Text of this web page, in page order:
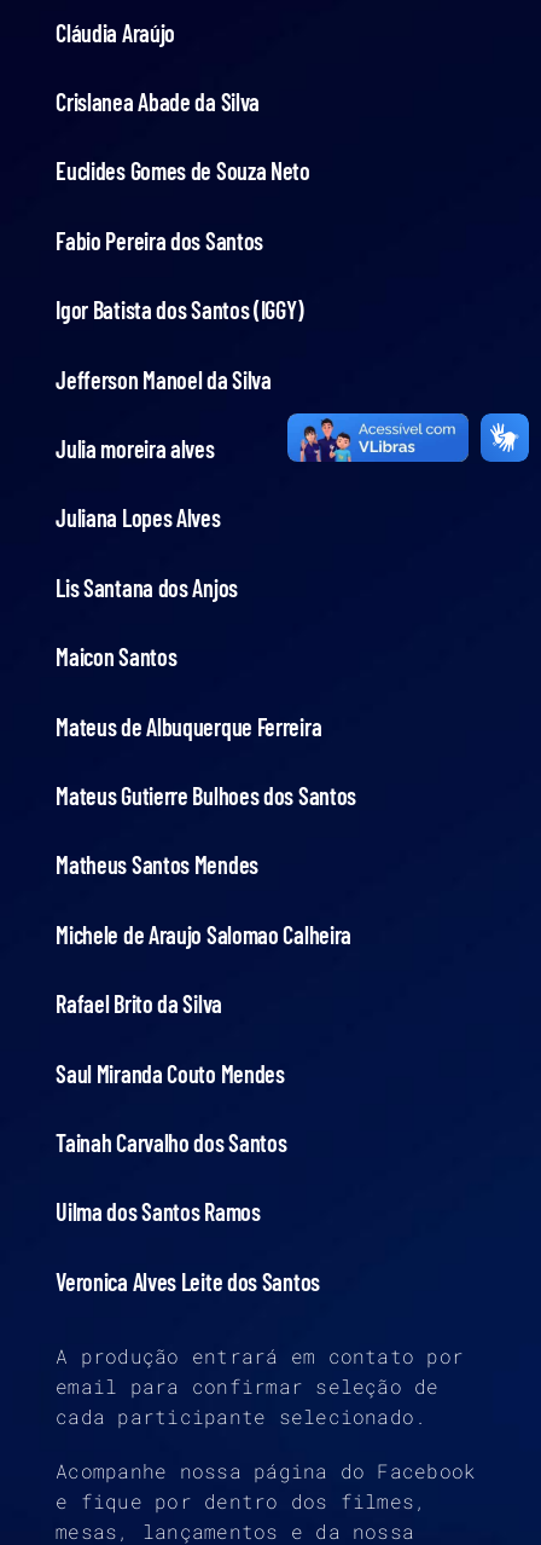
Cláudia Araújo
Crislanea Abade da Silva
Euclides Gomes de Souza Neto
Fabio Pereira dos Santos
Igor Batista dos Santos (IGGY)
Jefferson Manoel da Silva
Julia moreira alves
Juliana Lopes Alves
Lis Santana dos Anjos
Maicon Santos
Mateus de Albuquerque Ferreira
Mateus Gutierre Bulhoes dos Santos
Matheus Santos Mendes
Michele de Araujo Salomao Calheira
Rafael Brito da Silva
Saul Miranda Couto Mendes
Tainah Carvalho dos Santos
Uilma dos Santos Ramos
Veronica Alves Leite dos Santos
A produção entrará em contato por
email para confirmar seleção de
cada participante selecionado.
Acompanhe nossa página do Facebook
e fique por dentro dos filmes,
mesas, lançamentos e da nossa